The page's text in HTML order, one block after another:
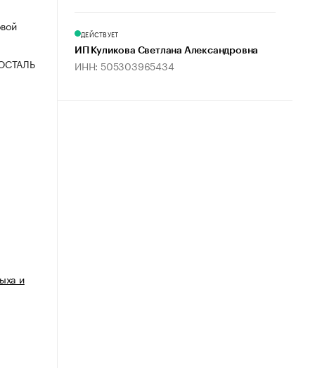
и
ДЕЙСТВУЕТ
ИП Куликова Светлана Александровна
ИНН: 505303965434